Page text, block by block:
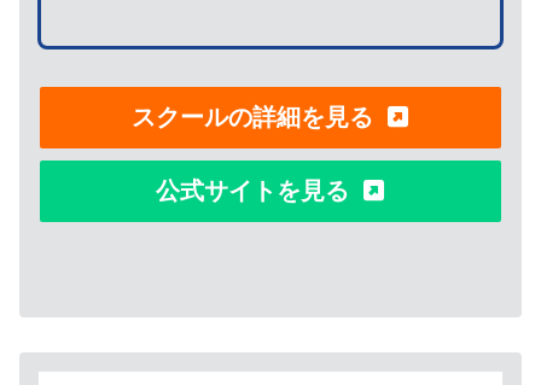
スクールの詳細を見る
公式サイトを見る